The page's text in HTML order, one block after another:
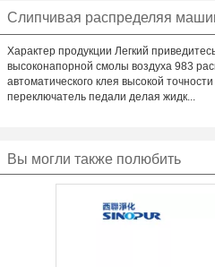
Слипчивая распределяя
Характер продукции Легкий
высоконапорной смолы воздуха 983
автоматического клея высокой
переключатель педали делая жидк...
Вы могли также полюбить